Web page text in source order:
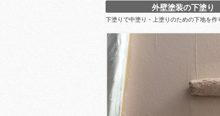
外壁塗装の下塗り
下塗りで中塗り・上塗りのための下地を作